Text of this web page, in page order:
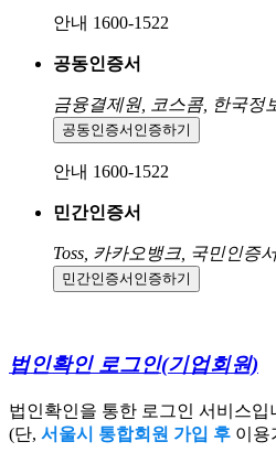
안내 1600-1522
공동인증서
금융결제원, 코스콤, 한국정
공동인증서 인증하기
안내 1600-1522
민간인증서
Toss, 카카오뱅크, 국민인증
민간인증서 인증하기
법인확인 로그인(기업회원)
법인확인을 통한 로그인 서비스입
(단, 서울시 통합회원 가입 후 이용